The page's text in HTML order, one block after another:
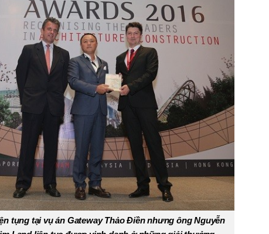
tụng tại vụ án Gateway Thảo Điền nhưng ông Nguyễn